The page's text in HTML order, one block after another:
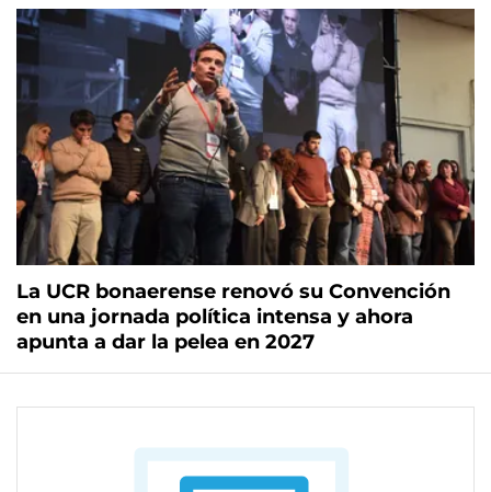
La UCR bonaerense renovó su Convención
en una jornada política intensa y ahora
apunta a dar la pelea en 2027